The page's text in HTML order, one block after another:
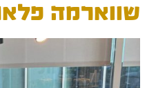
שווארמה